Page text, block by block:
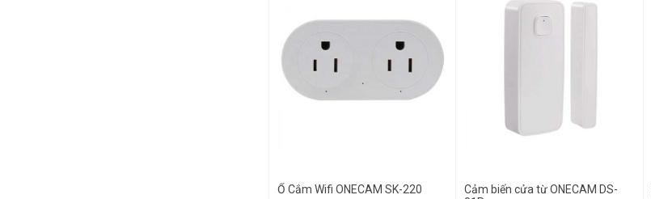
Ổ Cắm Wifi ONECAM SK-220
Cảm biến cửa từ ONECAM DS-